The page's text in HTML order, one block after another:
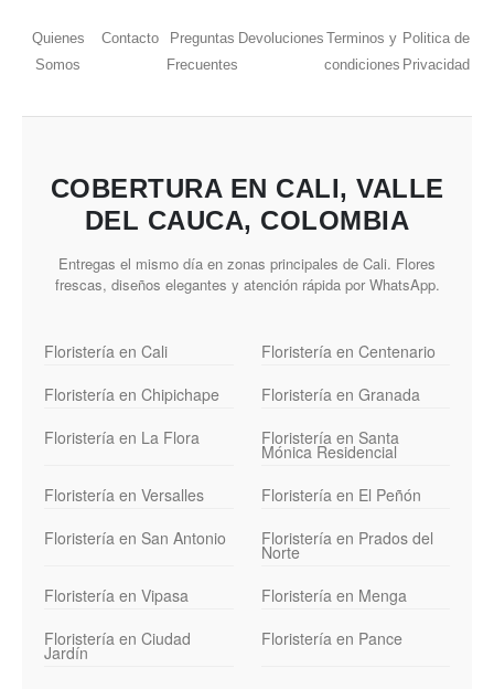
Quienes
Somos
Contacto
Preguntas
Frecuentes
Devoluciones Terminos y
condiciones
Politica de
Privacidad
COBERTURA EN CALI, VALLE
DEL CAUCA, COLOMBIA
Entregas el mismo día en zonas principales de Cali. Flores
frescas, diseños elegantes y atención rápida por WhatsApp.
Floristería en Cali
Floristería en Centenario
Floristería en Chipichape
Floristería en Granada
Floristería en La Flora
Floristería en Santa
Mónica Residencial
Floristería en Versalles
Floristería en El Peñón
Floristería en San Antonio
Floristería en Prados del
Norte
Floristería en Vipasa
Floristería en Menga
Floristería en Ciudad
Jardín
Floristería en Pance